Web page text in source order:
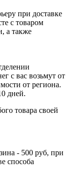
при доставке
с товаром
а также
с вас возьмут от
от региона.
дней.
товара своей
- 500 руб, при
способа